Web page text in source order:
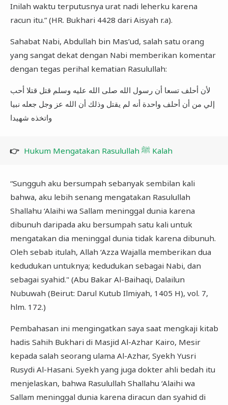
Inilah waktu terputusnya urat nadi leherku karena
racun itu.” (HR. Bukhari 4428 dari Aisyah r.a).
Sahabat Nabi, Abdullah bin Mas’ud, salah satu orang
yang sangat dekat dengan Nabi memberikan komentar
dengan tegas perihal kematian Rasulullah:
لأن أحلف تسعا أن رسول الله صلى الله عليه وسلم قتل قتلا أحب
إلي من أن أحلف واحدة أنه لم يقتل وذلك أن الله عز وجل جعله نبيا
واتخذه شهيدا
👉 Hukum Mengatakan Rasulullah ﷺ Kalah
“Sungguh aku bersumpah sebanyak sembilan kali
bahwa, aku lebih senang mengatakan Rasulullah
Shallahu ‘Alaihi wa Sallam meninggal dunia karena
dibunuh daripada aku bersumpah satu kali untuk
mengatakan dia meninggal dunia tidak karena dibunuh.
Oleh sebab itulah, Allah ‘Azza Wajalla memberikan dua
kedudukan untuknya; kedudukan sebagai Nabi, dan
sebagai syahid." (Abu Bakar Al-Baihaqi, Dalailun
Nubuwah (Beirut: Darul Kutub Ilmiyah, 1405 H), vol. 7,
hlm. 172.)
Pembahasan ini mengingatkan saya saat mengkaji kitab
hadis Sahih Bukhari di Masjid Al-Azhar Kairo, Mesir
kepada salah seorang ulama Al-Azhar, Syekh Yusri
Rusydi Al-Hasani. Syekh yang juga dokter ahli bedah itu
menjelaskan, bahwa Rasulullah Shallahu ‘Alaihi wa
Sallam meninggal dunia karena diracun dan syahid di